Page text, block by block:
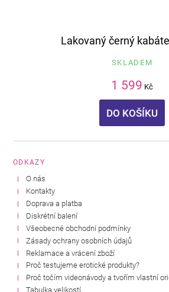
Lakovaný černý
SKLADEM
1 599 Kč
DO KOŠÍKU
ODKAZY
O nás
Kontakty
Doprava a platba
Diskrétní balení
Všeobecné obchodní podmínky
Zásady ochrany osobních údajů
Reklamace a vrácení zboží
Proč testujeme erotické produkty?
Proč točím videonávody a tvořím vlastní
Tabulka velikostí